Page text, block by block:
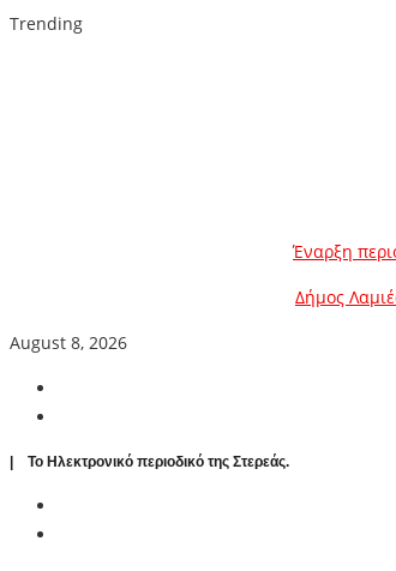
Trending
Έναρξη
Δήμος
August 8, 2026
| To Ηλεκτρονικό περιοδικό της Στερεάς.